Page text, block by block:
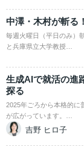
中澤・木村が斬る
毎週火曜日（平日のみ）
と兵庫県立大学教授…
生成AIで就活の進
探る
2025年ごろから本格的に
が広がっています。…
吉野 ヒロ子